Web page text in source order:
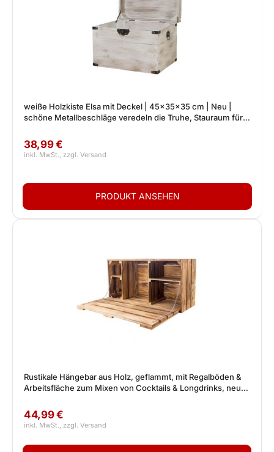
weiße Holzkiste Elsa mit Deckel | 45x35x35 cm | Neu |
schöne Metallbeschläge veredeln die Truhe, Stauraum für
38,99 €
Rustikale Hängebar aus Holz, geflammt, mit Regalböden &
Arbeitsfläche zum Mixen von Cocktails & Longdrinks, neu,
44,99 €